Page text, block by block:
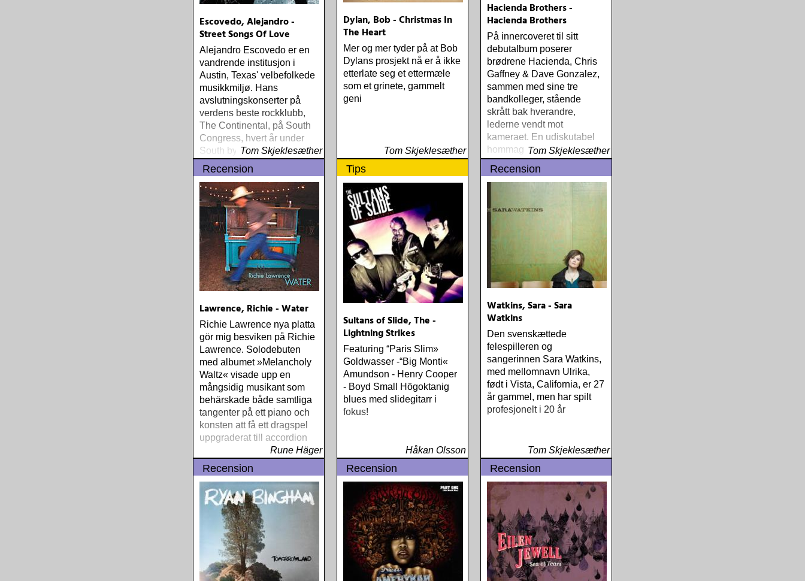
Escovedo, Alejandro -
Street Songs Of Love
Alejandro Escovedo er en
vandrende institusjon i
Austin, Texas' velbefolkede
musikkmiljø. Hans
avslutningskonserter på
verdens beste rockklubb,
The Continental, på South
Congress, hvert år under
South by South West, er så
nærme essensen i rock det
er mulig å komme
Tom Skjeklesæther
Dylan, Bob - Christmas In
The Heart
Mer og mer tyder på at Bob
Dylans prosjekt nå er å ikke
etterlate seg et ettermæle
som et grinete, gammelt
geni
Tom Skjeklesæther
Hacienda Brothers -
Hacienda Brothers
På innercoveret til sitt
debutalbum poserer
brødrene Hacienda, Chris
Gaffney & Dave Gonzalez,
sammen med sine tre
bandkolleger, stående
skrått bak hverandre,
lederne vendt mot
kameraet. En udiskutabel
hommage til Buck Owens,
gitaristen Don Rich & The
Buckaroos anno 1966
Tom Skjeklesæther
Recension
Lawrence, Richie - Water
Richie Lawrence nya platta
gör mig besviken på Richie
Lawrence. Solodebuten
med albumet »Melancholy
Waltz« visade upp en
mångsidig musikant som
behärskade både samtliga
tangenter på ett piano och
konsten att få ett dragspel
uppgraderat till accordion
Rune Häger
Tips
Sultans of Slide, The -
Lightning Strikes
Featuring “Paris Slim»
Goldwasser -“Big Monti«
Amundson - Henry Cooper
- Boyd Small Högoktanig
blues med slidegitarr i
fokus!
Håkan Olsson
Recension
Watkins, Sara - Sara
Watkins
Den svenskættede
felespilleren og
sangerinnen Sara Watkins,
med mellomnavn Ulrika,
født i Vista, California, er 27
år gammel, men har spilt
profesjonelt i 20 år
Tom Skjeklesæther
Recension Recension Recension